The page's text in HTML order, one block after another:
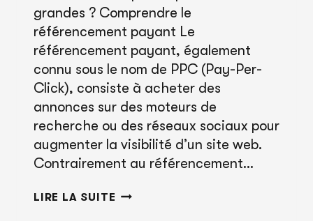
grandes ? Comprendre le
référencement payant Le
référencement payant, également
connu sous le nom de PPC (Pay-Per-
Click), consiste à acheter des
annonces sur des moteurs de
recherche ou des réseaux sociaux pour
augmenter la visibilité d’un site web.
Contrairement au référencement…
LIRE LA SUITE EST-